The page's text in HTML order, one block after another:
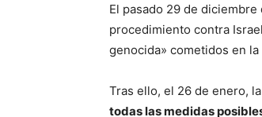
El pasado 29 de
procedimiento contra
genocida» cometidos en la
Tras ello, el 26 de enero,
todas las medidas